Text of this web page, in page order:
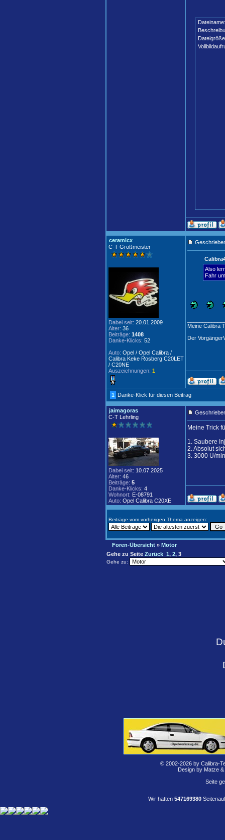
Dateiname:
ceramicx
C-T Großmeister
Dabei seit: 20.01.2009
Alter: 36
Beiträge: 1408
Danke-Klicks: 52
Auto: Opel / Opel Calibra /
Calibra Keke Rosberg C20LET
/ C20NE
Auszeichnungen: 1
Also
Fahr
Meine Calibra
Der
1 Danke-Klick für diesen Beitrag
jaimagoras
C-T Lehrling
Dabei seit: 10.07.2025
Alter: 46
Beiträge: 5
Danke-Klicks: 4
Wohnort: E-08791
Auto: Opel Calibra C20XE
Meine Trick
1. Saubere
2. Absolut
3. 3000 U/
Beiträge vom vorherigen Thema anzeigen:
Foren-Übersicht » Motor
Gehe zu Seite Zurück 1, 2, 3
Gehe zu:
© 2002-2026 by Calibra-
Design by Matze
Seite
Wir hatten 547169380